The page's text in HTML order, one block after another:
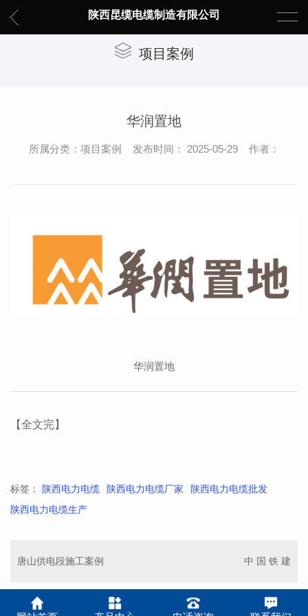
陕西昆缆电缆制造有限公司
项目案例
华润置地
所属分类：项目案例 发布时间： 2025-05-29 作者：
华润置地
【全文完】
标签： 陕西电力电缆 陕西电力电缆厂家
陕西电力电缆批发
陕西电力电缆生产
唐山供电段施工案例 中 国 铁 建